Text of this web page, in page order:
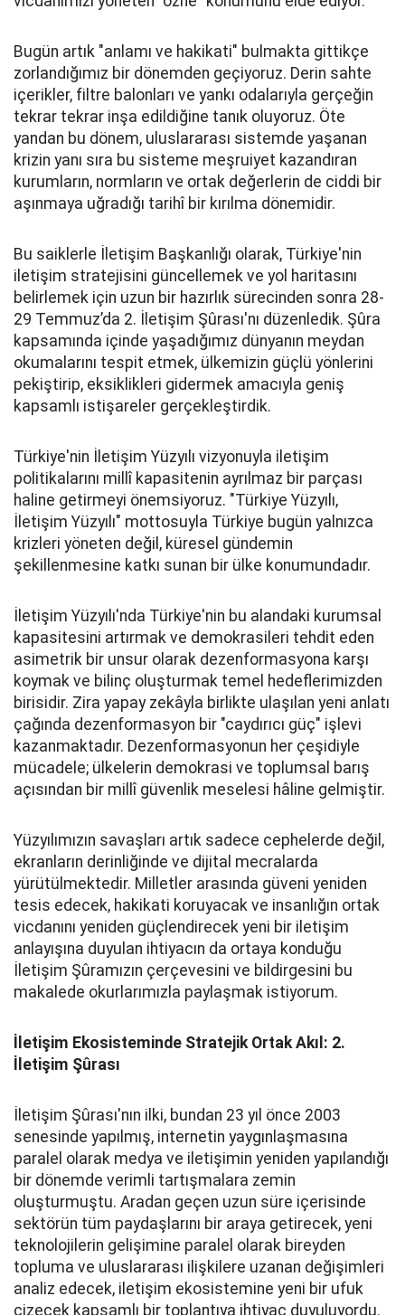
Bugün artık "anlamı ve hakikati" bulmakta gittikçe
zorlandığımız bir dönemden geçiyoruz. Derin sahte
içerikler, filtre balonları ve yankı odalarıyla gerçeğin
tekrar tekrar inşa edildiğine tanık oluyoruz. Öte
yandan bu dönem, uluslararası sistemde yaşanan
krizin yanı sıra bu sisteme meşruiyet kazandıran
kurumların, normların ve ortak değerlerin de ciddi bir
aşınmaya uğradığı tarihî bir kırılma dönemidir.
Bu saiklerle İletişim Başkanlığı olarak, Türkiye'nin
iletişim stratejisini güncellemek ve yol haritasını
belirlemek için uzun bir hazırlık sürecinden sonra 28-
29 Temmuz’da 2. İletişim Şûrası'nı düzenledik. Şûra
kapsamında içinde yaşadığımız dünyanın meydan
okumalarını tespit etmek, ülkemizin güçlü yönlerini
pekiştirip, eksiklikleri gidermek amacıyla geniş
kapsamlı istişareler gerçekleştirdik.
Türkiye'nin İletişim Yüzyılı vizyonuyla iletişim
politikalarını millî kapasitenin ayrılmaz bir parçası
haline getirmeyi önemsiyoruz. "Türkiye Yüzyılı,
İletişim Yüzyılı" mottosuyla Türkiye bugün yalnızca
krizleri yöneten değil, küresel gündemin
şekillenmesine katkı sunan bir ülke konumundadır.
İletişim Yüzyılı'nda Türkiye'nin bu alandaki kurumsal
kapasitesini artırmak ve demokrasileri tehdit eden
asimetrik bir unsur olarak dezenformasyona karşı
koymak ve bilinç oluşturmak temel hedeflerimizden
birisidir. Zira yapay zekâyla birlikte ulaşılan yeni anlatı
çağında dezenformasyon bir "caydırıcı güç" işlevi
kazanmaktadır. Dezenformasyonun her çeşidiyle
mücadele; ülkelerin demokrasi ve toplumsal barış
açısından bir millî güvenlik meselesi hâline gelmiştir.
Yüzyılımızın savaşları artık sadece cephelerde değil,
ekranların derinliğinde ve dijital mecralarda
yürütülmektedir. Milletler arasında güveni yeniden
tesis edecek, hakikati koruyacak ve insanlığın ortak
vicdanını yeniden güçlendirecek yeni bir iletişim
anlayışına duyulan ihtiyacın da ortaya konduğu
İletişim Şûramızın çerçevesini ve bildirgesini bu
makalede okurlarımızla paylaşmak istiyorum.
İletişim Ekosisteminde Stratejik Ortak Akıl: 2.
İletişim Şûrası
İletişim Şûrası'nın ilki, bundan 23 yıl önce 2003
senesinde yapılmış, internetin yaygınlaşmasına
paralel olarak medya ve iletişimin yeniden yapılandığı
bir dönemde verimli tartışmalara zemin
oluşturmuştu. Aradan geçen uzun süre içerisinde
sektörün tüm paydaşlarını bir araya getirecek, yeni
teknolojilerin gelişimine paralel olarak bireyden
topluma ve uluslararası ilişkilere uzanan değişimleri
analiz edecek, iletişim ekosistemine yeni bir ufuk
çizecek kapsamlı bir toplantıya ihtiyaç duyuluyordu.